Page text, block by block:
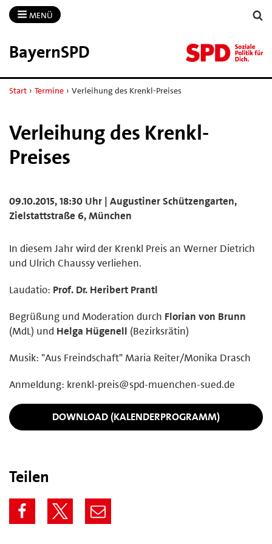
MENÜ
BayernSPD
Start › Termine › Verleihung des Krenkl-Preises
Verleihung des Krenkl-
Preises
09.10.2015, 18:30 Uhr | Augustiner Schützengarten,
Zielstattstraße 6, München
In diesem Jahr wird der Krenkl Preis an Werner Dietrich
und Ulrich Chaussy verliehen.
Laudatio: Prof. Dr. Heribert Prantl
Begrüßung und Moderation durch Florian von Brunn
(MdL) und Helga Hügenell (Bezirksrätin)
Musik: "Aus Freindschaft" Maria Reiter/Monika Drasch
Anmeldung: krenkl-preis@spd-muenchen-sued.de
DOWNLOAD (KALENDERPROGRAMM)
Teilen